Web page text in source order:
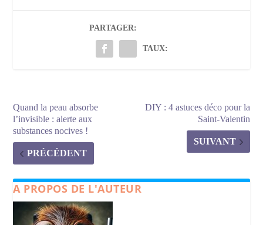
PARTAGER:
TAUX:
Quand la peau absorbe
l’invisible : alerte aux
substances nocives !
PRÉCÉDENT
DIY : 4 astuces déco pour la
Saint-Valentin
SUIVANT
A PROPOS DE L'AUTEUR